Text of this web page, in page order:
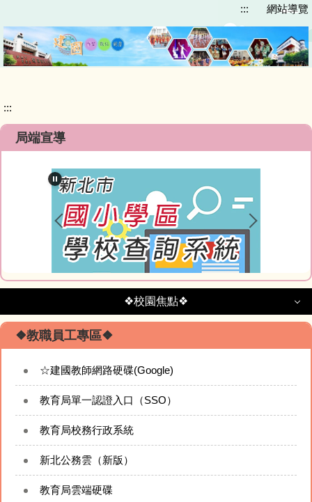
到
主
要
內
::: 網站導覽
:::
局端宣導
❖校園焦點❖
❖校園焦點❖
回首頁
校園簡介
校務行政模組
校長的網站
❖教職員工專區❖
☆建國教師網路硬碟(Google)
教育局單一認證入口（SSO）
教育局校務行政系統
新北公務雲（新版）
教育局雲端硬碟